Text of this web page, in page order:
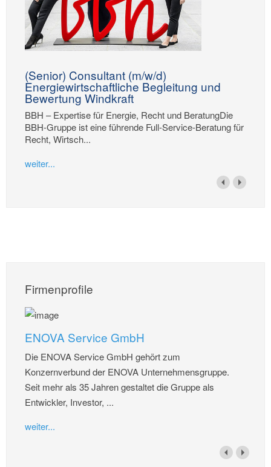
(Senior) Consultant (m/w/d)
Energiewirtschaftliche Begleitung und
Bewertung Windkraft
BBH – Expertise für Energie, Recht und BeratungDie
BBH-Gruppe ist eine führende Full-Service-Beratung für
Recht, Wirtsch...
weiter...
Firmenprofile
ENOVA Service GmbH
Die ENOVA Service GmbH gehört zum
Konzernverbund der ENOVA Unternehmensgruppe.
Seit mehr als 35 Jahren gestaltet die Gruppe als
Entwickler, Investor, ...
weiter...